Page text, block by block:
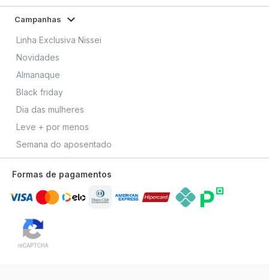
Campanhas
Linha Exclusiva Nissei
Novidades
Almanaque
Black friday
Dia das mulheres
Leve + por menos
Semana do aposentado
Formas de pagamentos